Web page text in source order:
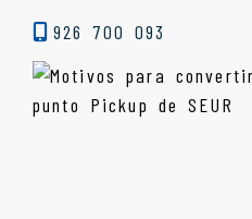
926 700 093